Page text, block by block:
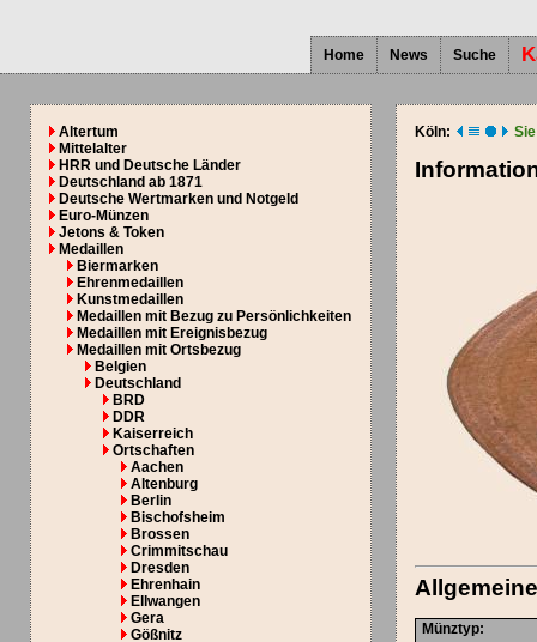
Home News Suche
Altertum
Mittelalter
HRR und Deutsche Länder
Deutschland ab 1871
Deutsche Wertmarken und Notgeld
Euro-Münzen
Jetons & Token
Medaillen
Biermarken
Ehrenmedaillen
Kunstmedaillen
Medaillen mit Bezug zu Persönlichkeiten
Medaillen mit Ereignisbezug
Medaillen mit Ortsbezug
Belgien
Deutschland
BRD
DDR
Kaiserreich
Ortschaften
Aachen
Altenburg
Berlin
Bischofsheim
Brossen
Crimmitschau
Dresden
Ehrenhain
Ellwangen
Gera
Gößnitz
Köln:
Münztyp: